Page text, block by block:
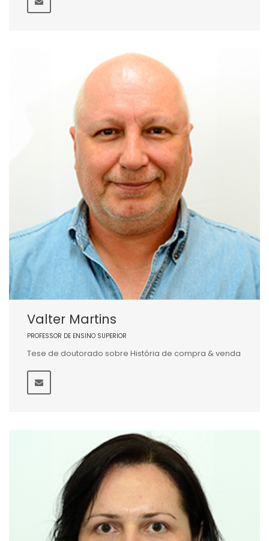
Valter Martins
PROFESSOR DE ENSINO SUPERIOR
Tese de doutorado sobre História de compra & venda